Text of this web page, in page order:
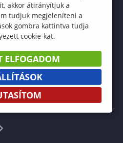
akkor átirányítjuk a
tudjuk megjeleníteni a
gombra kattintva tudja
cookie-kat.
ELFOGADOM